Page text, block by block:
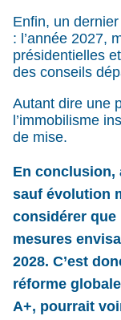
Enfin, un
: l’année 2027,
présidentielles
des conseils
Autant dire une
l’immobilisme
de mise.
En conclusion,
sauf évolution
considérer
mesures
2028. C’est
réforme
A+, pourrait